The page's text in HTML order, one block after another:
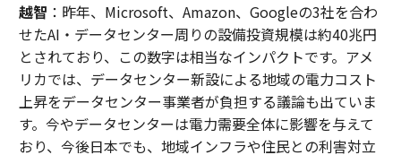
越智 ：昨年、Microsoft、Amazon、Googleの3社を合わ
せたAI・データセンター周りの設備投資規模は約40兆円
とされており、この数字は相当なインパクトです。アメ
リカでは、データセンター新設による地域の電力コスト
上昇をデータセンター事業者が負担する議論も出ていま
す。今やデータセンターは電力需要全体に影響を与えて
おり、今後日本でも、地域インフラや住民との利害対立